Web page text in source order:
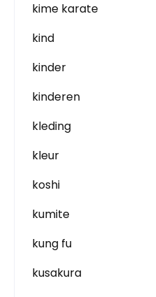
kime karate
kind
kinder
kinderen
kleding
kleur
koshi
kumite
kung fu
kusakura